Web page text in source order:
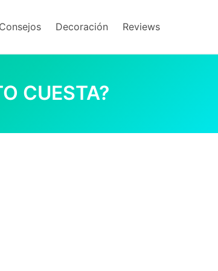
Consejos Decoración Reviews
CUESTA?